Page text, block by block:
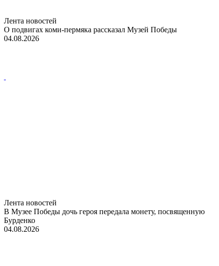
Лента новостей
О подвигах коми-пермяка рассказал Музей Победы
04.08.2026
Лента новостей
В Музее Победы дочь героя передала монету, посвященную
Бурденко
04.08.2026